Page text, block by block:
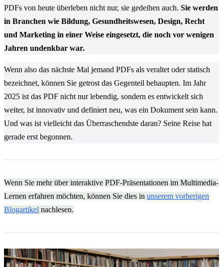
PDFs von heute überleben nicht nur, sie gedeihen auch. Sie werden
in Branchen wie Bildung, Gesundheitswesen, Design, Recht
und Marketing in einer Weise eingesetzt, die noch vor wenigen
Jahren undenkbar war.
Wenn also das nächste Mal jemand PDFs als veraltet oder statisch
bezeichnet, können Sie getrost das Gegenteil behaupten. Im Jahr
2025 ist das PDF nicht nur lebendig, sondern es entwickelt sich
weiter, ist innovativ und definiert neu, was ein Dokument sein kann.
Und was ist vielleicht das Überraschendste daran? Seine Reise hat
gerade erst begonnen.
Wenn Sie mehr über interaktive PDF-Präsentationen im Multimedia-
Lernen erfahren möchten, können Sie dies in unserem vorherigen
Blogartikel nachlesen.